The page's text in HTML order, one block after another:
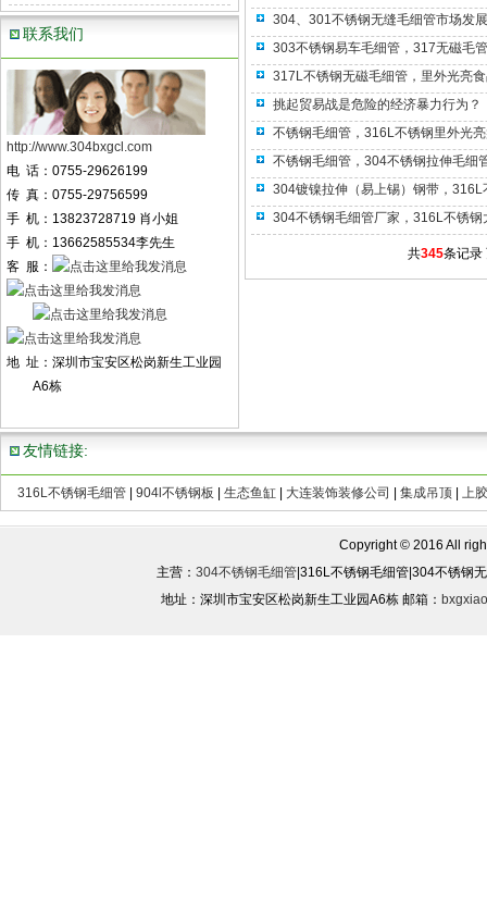
联系我们
http://www.304bxgcl.com
电 话：0755-29626199
传 真：0755-29756599
手 机：13823728719 肖小姐
手 机：13662585534李先生
客 服：
地 址：深圳市宝安区松岗新生工业园
A6栋
304、301不锈钢无缝毛细管市场发
303不锈钢易车毛细管，317无磁毛
317L不锈钢无磁毛细管，里外光亮
挑起贸易战是危险的经济暴力行为？
不锈钢毛细管，316L不锈钢里外光
不锈钢毛细管，304不锈钢拉伸毛细
304镀镍拉伸（易上锡）钢带，316L
304不锈钢毛细管厂家，316L不锈钢
共345条记录
友情链接:
316L不锈钢毛细管| 904l不锈钢板 生态鱼缸| 大连装饰装修公司 集成吊顶| 上
Copyright © 2016 All
主营： 304不锈钢毛细管|316L不锈钢毛细管|304不锈钢
地址：深圳市宝安区松岗新生工业园A6栋 邮箱：